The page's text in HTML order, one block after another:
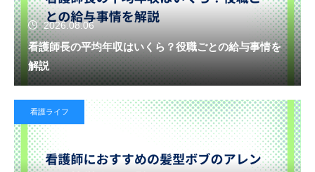
2026.08.06
看護師長の平均年収はいくら？役職ごとの給与事情を
解説
看護ライフ